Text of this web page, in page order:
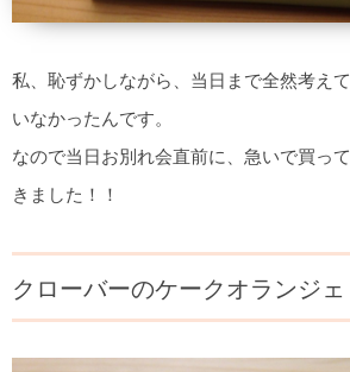
私、恥ずかしながら、当日まで全然考えて
いなかったんです。
なので当日お別れ会直前に、急いで買って
きました！！
クローバーのケークオランジェ